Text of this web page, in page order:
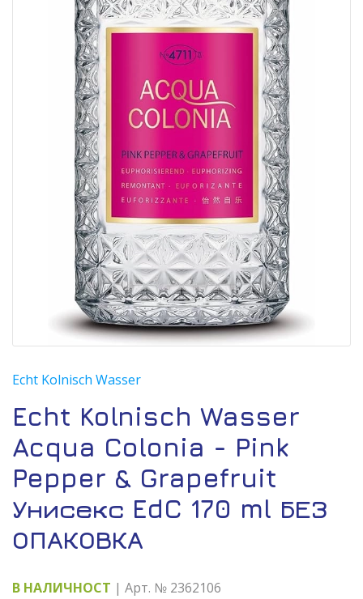
Echt Kolnisch Wasser
Echt Kolnisch Wasser
Acqua Colonia - Pink
Pepper & Grapefruit
Унисекс EdC 170 ml БЕЗ
ОПАКОВКА
В НАЛИЧНОСТ | Арт. № 2362106